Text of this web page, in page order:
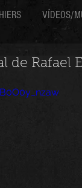
VÍDEOS/
de Rafael